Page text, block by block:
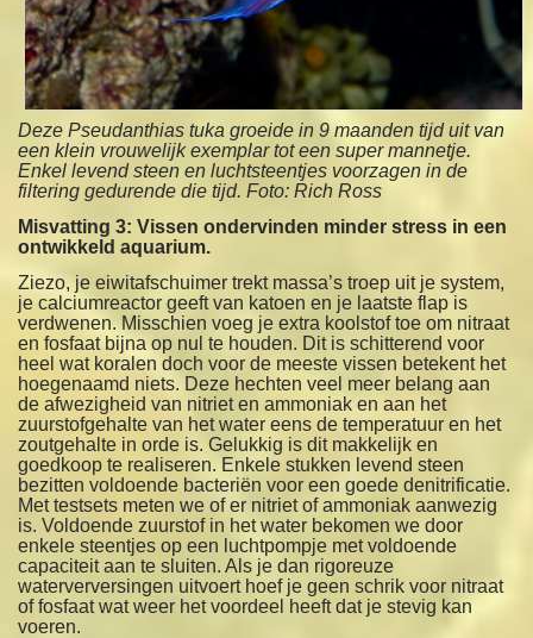
Deze Pseudanthias tuka groeide in 9 maanden tijd uit van
een klein vrouwelijk exemplar tot een super mannetje.
Enkel levend steen en luchtsteentjes voorzagen in de
filtering gedurende die tijd. Foto: Rich Ross
Misvatting 3: Vissen ondervinden minder stress in een
ontwikkeld aquarium.
Ziezo, je eiwitafschuimer trekt massa’s troep uit je system,
je calciumreactor geeft van katoen en je laatste flap is
verdwenen. Misschien voeg je extra koolstof toe om nitraat
en fosfaat bijna op nul te houden. Dit is schitterend voor
heel wat koralen doch voor de meeste vissen betekent het
hoegenaamd niets. Deze hechten veel meer belang aan
de afwezigheid van nitriet en ammoniak en aan het
zuurstofgehalte van het water eens de temperatuur en het
zoutgehalte in orde is. Gelukkig is dit makkelijk en
goedkoop te realiseren. Enkele stukken levend steen
bezitten voldoende bacteriën voor een goede denitrificatie.
Met testsets meten we of er nitriet of ammoniak aanwezig
is. Voldoende zuurstof in het water bekomen we door
enkele steentjes op een luchtpompje met voldoende
capaciteit aan te sluiten. Als je dan rigoreuze
waterverversingen uitvoert hoef je geen schrik voor nitraat
of fosfaat wat weer het voordeel heeft dat je stevig kan
voeren.